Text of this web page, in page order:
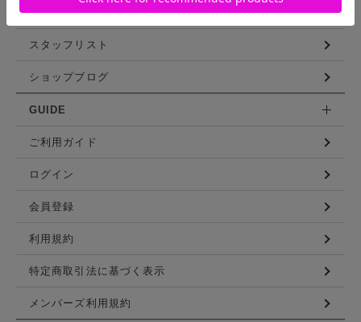
コーディネート
スタッフリスト
ショップブログ
GUIDE
ご利用ガイド
ログイン
会員登録
利用規約
特定商取引法に基づく表示
メンバーズ利用規約